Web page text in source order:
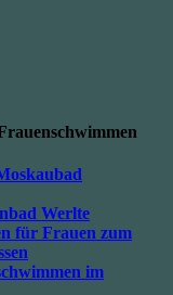
Werlte
für Frauen zum
im